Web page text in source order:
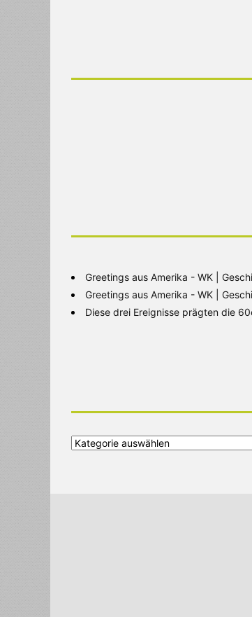
Greetings aus Amerika - WK |
Greetings aus Amerika - WK |
Diese drei Ereignisse prägten die
Alle